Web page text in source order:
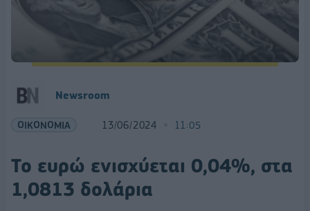
Newsroom
ΟΙΚΟΝΟΜΙΑ 13/06/2024 11:05
Το ευρώ ενισχύεται 0,04%, στα
1,0813 δολάρια